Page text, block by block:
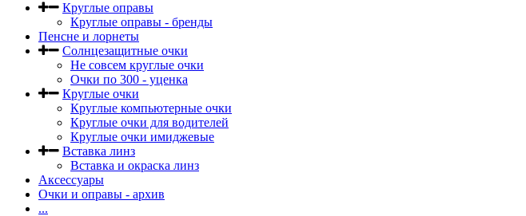
Круглые оправы
Круглые оправы - бренды
Пенсне и лорнеты
Солнцезащитные очки
Не совсем круглые очки
Очки по 300 - уценка
Круглые очки
Круглые компьютерные очки
Круглые очки для водителей
Круглые очки имиджевые
Вставка линз
Вставка и окраска линз
Аксессуары
Очки и оправы - архив
...